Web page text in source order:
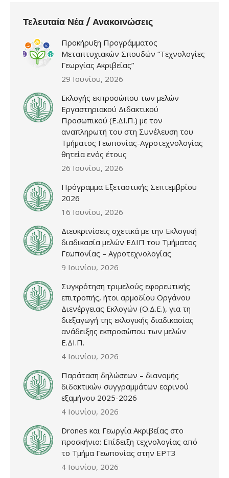
Τελευταία Νέα / Ανακοινώσεις
Προκήρυξη Προγράμματος
Μεταπτυχιακών Σπουδών “Τεχνολογίες
Γεωργίας Ακριβείας”
29 Ιουνίου, 2026
Εκλογής εκπροσώπου των μελών
Εργαστηριακού Διδακτικού
Προσωπικού (Ε.ΔΙ.Π.) με τον
αναπληρωτή του στη Συνέλευση του
Τμήματος Γεωπονίας-Αγροτεχνολογίας
θητεία ενός έτους
26 Ιουνίου, 2026
Πρόγραμμα Εξεταστικής Σεπτεμβρίου
2026
16 Ιουνίου, 2026
Διευκρινίσεις σχετικά με την Εκλογική
διαδικασία μελών ΕΔΙΠ του Τμήματος
Γεωπονίας – Αγροτεχνολογίας
9 Ιουνίου, 2026
Συγκρότηση τριμελούς εφορευτικής
επιτροπής, ήτοι αρμοδίου Οργάνου
Διενέργειας Εκλογών (Ο.Δ.Ε.), για τη
διεξαγωγή της εκλογικής διαδικασίας
ανάδειξης εκπροσώπου των μελών
Ε.ΔΙ.Π.
4 Ιουνίου, 2026
Παράταση δηλώσεων – διανομής
διδακτικών συγγραμμάτων εαρινού
εξαμήνου 2025-2026
4 Ιουνίου, 2026
Drones και Γεωργία Ακριβείας στο
προσκήνιο: Επίδειξη τεχνολογίας από
το Τμήμα Γεωπονίας στην ΕΡΤ3
4 Ιουνίου, 2026